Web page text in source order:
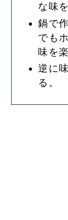
な味
鍋で
でも
味を
逆に
る。